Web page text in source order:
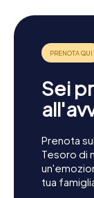
Sei
Prenota
Tesoro di
tua